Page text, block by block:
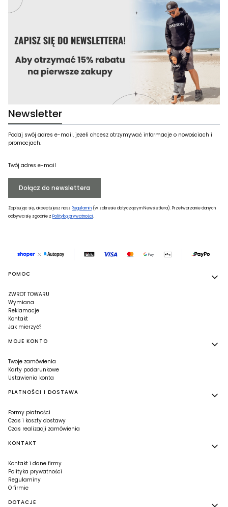
Newsletter
Podaj swój adres e-mail, jeżeli chcesz otrzymywać informacje o nowościach i
promocjach.
Twój adres e-mail
Dołącz do newslettera
Zapisując się, akceptujesz nasz Regulamin (w zakresie dotyczącym Newslettera). Przetwarzanie danych
odbywa się zgodnie z Polityką prywatności.
Linki w stopce
POMOC
ZWROT TOWARU
Wymiana
Reklamacje
Kontakt
Jak mierzyć?
MOJE KONTO
Twoje zamówienia
Karty podarunkowe
Ustawienia konta
PŁATNOŚCI I DOSTAWA
Formy płatności
Czas i koszty dostawy
Czas realizacji zamówienia
KONTAKT
Kontakt i dane firmy
Polityka prywatności
Regulaminy
O firmie
DOTACJE